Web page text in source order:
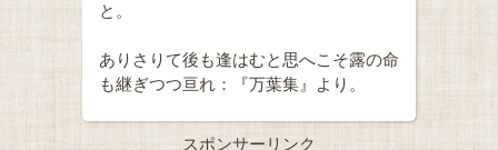
と。
ありさりて後も逢はむと思へこそ露の命
も継ぎつつ亘れ：『万葉集』より。
スポンサーリンク